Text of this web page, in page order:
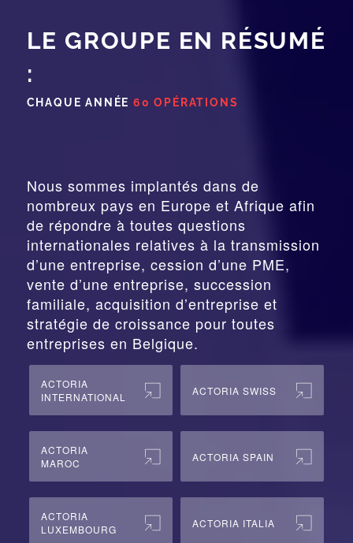
LE GROUPE EN RÉSUMÉ
:
CHAQUE ANNÉE 60 OPÉRATIONS
Nous sommes implantés dans de
nombreux pays en Europe et Afrique afin
de répondre à toutes questions
internationales relatives à la transmission
d’une entreprise, cession d’une PME,
vente d’une entreprise, succession
familiale, acquisition d’entreprise et
stratégie de croissance pour toutes
entreprises en Belgique.
ACTORIA
INTERNATIONAL
ACTORIA SWISS
ACTORIA
MAROC
ACTORIA SPAIN
ACTORIA
LUXEMBOURG
ACTORIA ITALIA